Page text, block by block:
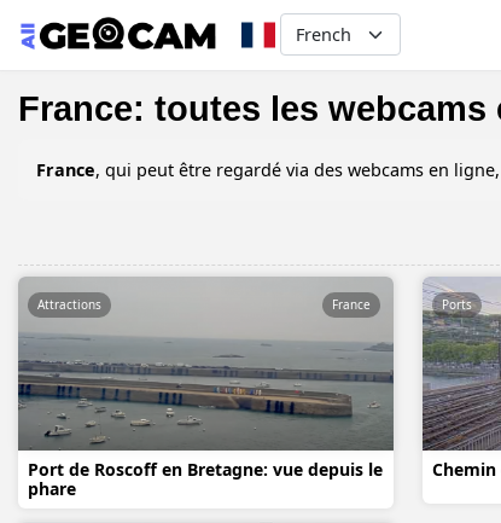
Select your language
France: toutes les webcams
France, qui peut être regardé via des webcams en
Port de Roscoff en Bretagne: vue depuis le
phare
Attractions France
Chemin
Ports